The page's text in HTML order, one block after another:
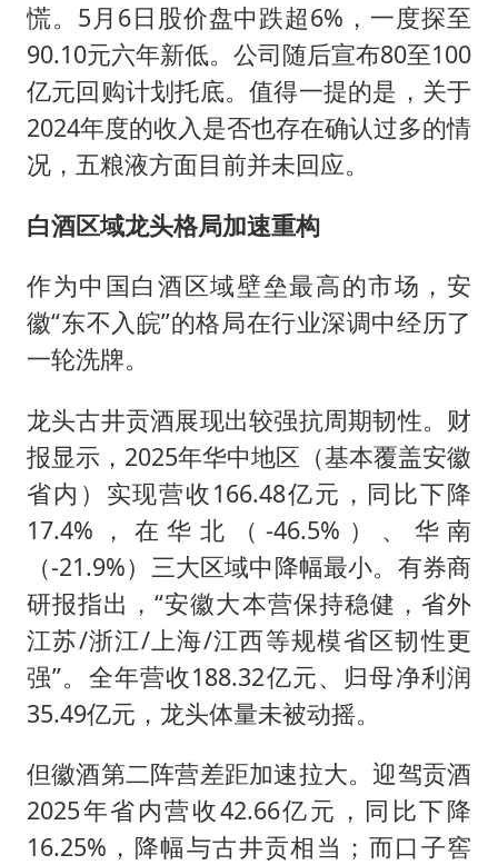
慌。5月6日股价盘中跌超6%，一度探至
90.10元六年新低。公司随后宣布80至100
亿元回购计划托底。值得一提的是，关于
2024年度的收入是否也存在确认过多的情
况，五粮液方面目前并未回应。
白酒区域龙头格局加速重构
作为中国白酒区域壁垒最高的市场，安
徽“东不入皖”的格局在行业深调中经历了
一轮洗牌。
龙头古井贡酒展现出较强抗周期韧性。财
报显示，2025年华中地区（基本覆盖安徽
省内）实现营收166.48亿元，同比下降
17.4%，在华北（-46.5%）、华南
（-21.9%）三大区域中降幅最小。有券商
研报指出，“安徽大本营保持稳健，省外
江苏/浙江/上海/江西等规模省区韧性更
强”。全年营收188.32亿元、归母净利润
35.49亿元，龙头体量未被动摇。
但徽酒第二阵营差距加速拉大。迎驾贡酒
2025年省内营收42.66亿元，同比下降
16.25%，降幅与古井贡相当；而口子窖